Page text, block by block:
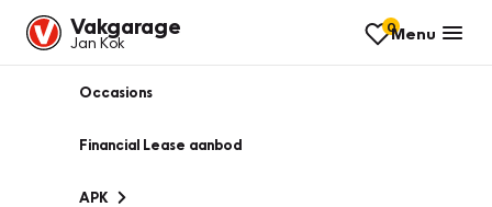
Vakgarage
Jan Kok
0Menu
Occasions
Financial Lease aanbod
APK